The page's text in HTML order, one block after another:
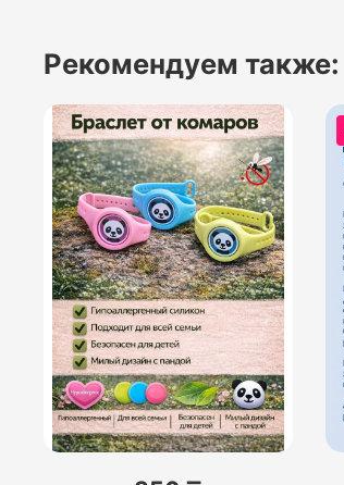
Рекомендуем также: